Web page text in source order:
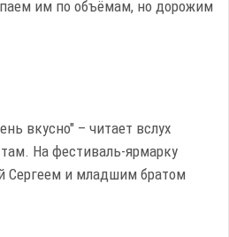
им по объёмам, но дорожим
вкусно" – читает вслух
На фестиваль-ярмарку
Сергеем и младшим братом